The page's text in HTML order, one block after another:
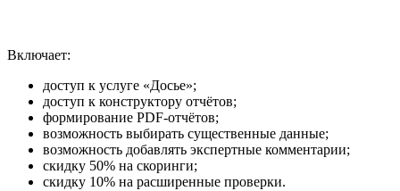
Включает:
доступ к услуге «Досье»;
доступ к конструктору отчётов;
формирование PDF-отчётов;
возможность выбирать существенные данные;
возможность добавлять экспертные комментарии;
скидку 50% на скоринги;
скидку 10% на расширенные проверки.